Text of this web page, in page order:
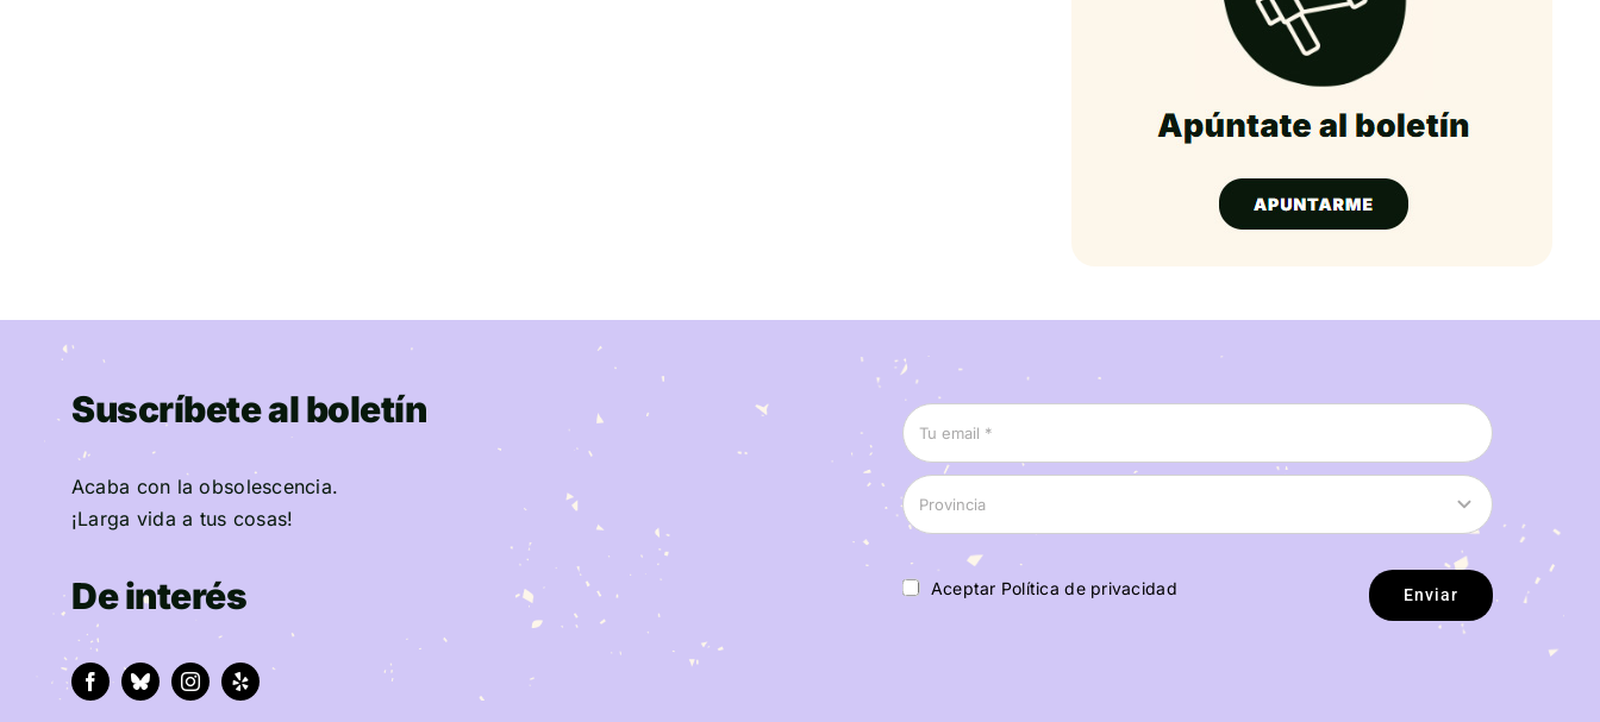
Suscríbete al boletín
Acaba con la obsolescencia.
¡Larga vida a tus cosas!
De interés Aceptar Política de privacidad Enviar